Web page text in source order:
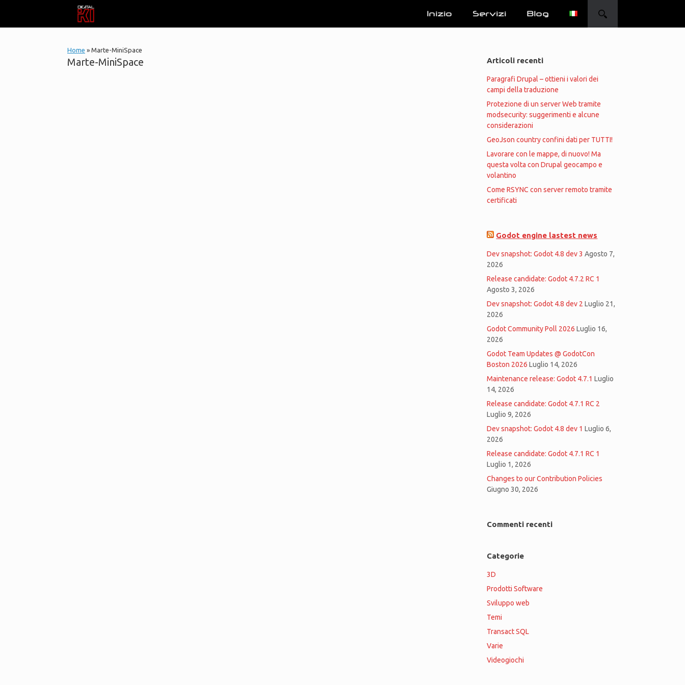
Inizio Servizi Blog
Home » Marte-MiniSpace
Marte-MiniSpace Articoli recenti
Paragrafi Drupal – ottieni i valori dei
campi della traduzione
Protezione di un server Web tramite
modsecurity: suggerimenti e alcune
considerazioni
GeoJson country confini dati per TUTTI!
Lavorare con le mappe, di nuovo! Ma
questa volta con Drupal geocampo e
volantino
Come RSYNC con server remoto tramite
certificati
Godot engine lastest news
Dev snapshot: Godot 4.8 dev 3 Agosto 7,
2026
Release candidate: Godot 4.7.2 RC 1
Agosto 3, 2026
Dev snapshot: Godot 4.8 dev 2 Luglio 21,
2026
Godot Community Poll 2026 Luglio 16,
2026
Godot Team Updates @ GodotCon
Boston 2026 Luglio 14, 2026
Maintenance release: Godot 4.7.1 Luglio
14, 2026
Release candidate: Godot 4.7.1 RC 2
Luglio 9, 2026
Dev snapshot: Godot 4.8 dev 1 Luglio 6,
2026
Release candidate: Godot 4.7.1 RC 1
Luglio 1, 2026
Changes to our Contribution Policies
Giugno 30, 2026
Commenti recenti
Categorie
3D
Prodotti Software
Sviluppo web
Temi
Transact SQL
Varie
Videogiochi